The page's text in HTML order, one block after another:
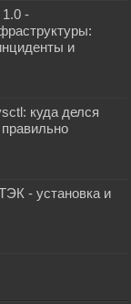
-
и
куда делся
- установка и